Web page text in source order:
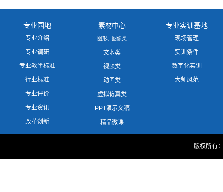
专业园地
专业介绍
专业调研
专业教学标准
行业标准
专业评价
专业资讯
改革创新
素材中心
图形、图像类
文本类
视频类
动画类
虚拟仿真类
PPT演示文稿
精品微课
专业实训基地
现场管理
实训条件
数字化实训
大师风范
版权所有